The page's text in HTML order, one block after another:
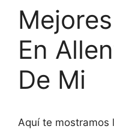
En
De Mi
Aquí te mostramos